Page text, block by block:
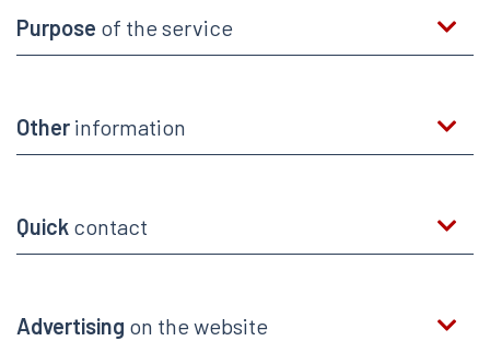
Purpose of the service
Other information
Quick contact
Advertising on the website